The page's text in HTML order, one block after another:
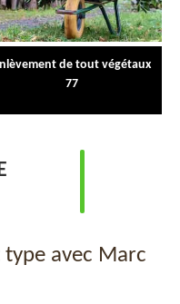
de tout végétaux
77
avec Marc